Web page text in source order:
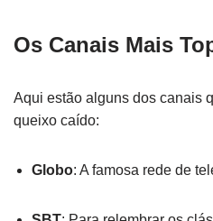
Os Canais Mais
Aqui estão alguns dos canais
queixo caído:
Globo: A famosa rede de